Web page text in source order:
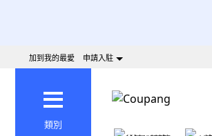
加到我的最愛 申請入駐
類別